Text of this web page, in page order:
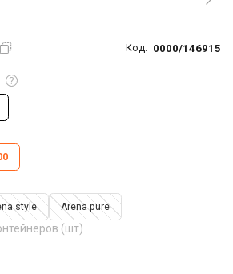
Код: 0000/146915
style Arena pure
(шт)